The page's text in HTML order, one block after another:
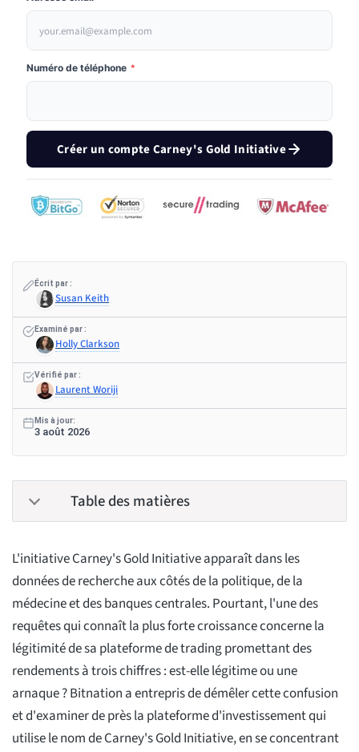
Numéro de téléphone *
Créer un compte Carney's Gold Initiative
Écrit par :
Susan Keith
Examiné par :
Holly Clarkson
Vérifié par :
Laurent Woriji
Mis à jour:
3 août 2026
Table des matières
L'initiative Carney's Gold Initiative apparaît dans les
données de recherche aux côtés de la politique, de la
médecine et des banques centrales. Pourtant, l'une des
requêtes qui connaît la plus forte croissance concerne la
légitimité de sa plateforme de trading promettant des
rendements à trois chiffres : est-elle légitime ou une
arnaque ? Bitnation a entrepris de démêler cette confusion
et d'examiner de près la plateforme d'investissement qui
utilise le nom de Carney's Gold Initiative, en se concentrant